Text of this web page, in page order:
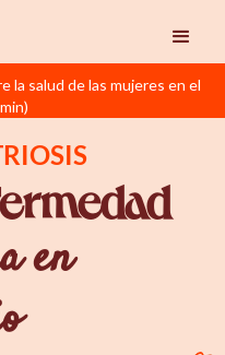
la salud de las mujeres en el
en